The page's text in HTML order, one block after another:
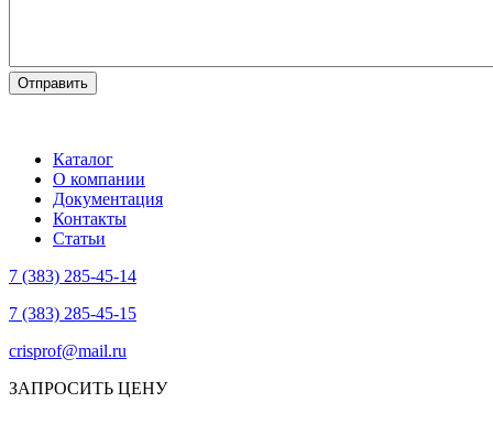
Каталог
О компании
Документация
Контакты
Статьи
7 (383) 285-45-14
7 (383) 285-45-15
crisprof@mail.ru
ЗАПРОСИТЬ ЦЕНУ